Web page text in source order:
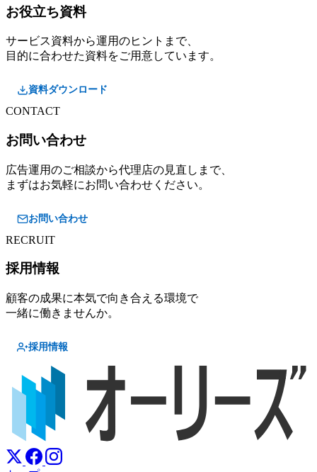
お役立ち資料
サービス資料から運用のヒントまで、
目的に合わせた資料をご用意しています。
資料ダウンロード
CONTACT
お問い合わせ
広告運用のご相談から代理店の見直しまで、
まずはお気軽にお問い合わせください。
お問い合わせ
RECRUIT
採用情報
顧客の成果に本気で向き合える環境で
一緒に働きませんか。
採用情報